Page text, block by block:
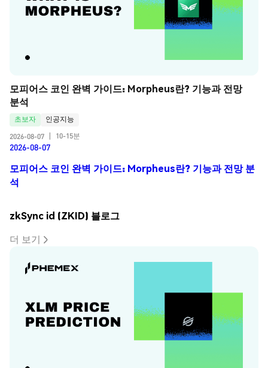
모피어스 코인 완벽 가이드: Morpheus란? 기능과 전망
분석
초보자
인공지능
2026-08-07
10-15분
2026-08-07
모피어스 코인 완벽 가이드: Morpheus란? 기능과 전망 분
석
zkSync id (ZKID) 블로그
더 보기